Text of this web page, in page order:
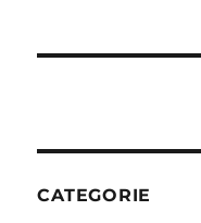
CATEGORIE